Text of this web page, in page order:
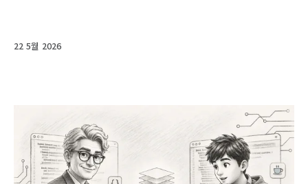
22 5월 2026